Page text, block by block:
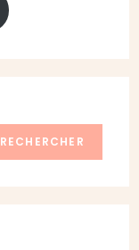
RECHERCHER